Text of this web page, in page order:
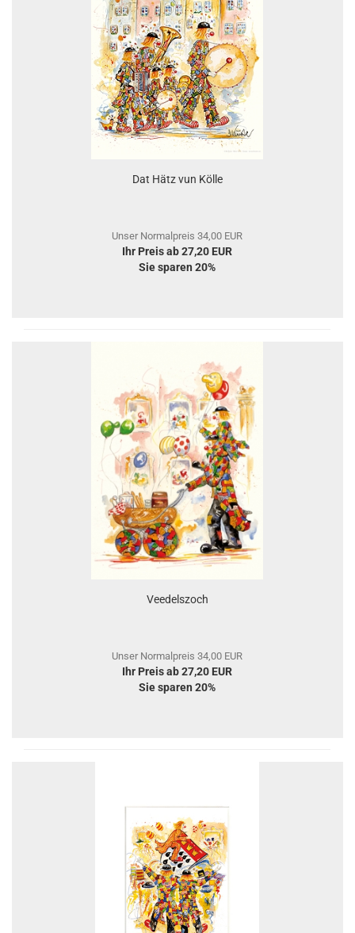
Dat Hätz vun Kölle
Unser Normalpreis 34,00 EUR
Ihr Preis ab 27,20 EUR
Sie sparen 20%
Veedelszoch
Unser Normalpreis 34,00 EUR
Ihr Preis ab 27,20 EUR
Sie sparen 20%